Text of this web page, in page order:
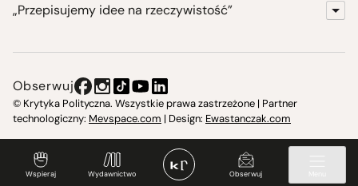
Wspieraj Wydawnictwo Obserwuj
„Przepisujemy idee na rzeczywistość”
Instytut Krytyki Politycznej
Świetlica w Cieszynie
Obserwuj
© Krytyka Polityczna. Wszystkie prawa zastrzeżone | Partner
technologiczny: Mevspace.com | Design: Ewastanczak.com